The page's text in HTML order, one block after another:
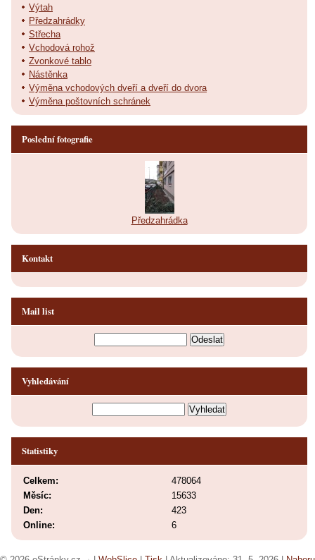
Výtah
Předzahrádky
Střecha
Vchodová rohož
Zvonkové tablo
Nástěnka
Výměna vchodových dveří a dveří do dvora
Výměna poštovních schránek
Poslední fotografie
Předzahrádka
Kontakt
Mail list
Vyhledávání
Statistiky
Online: 6
Celkem:
478064
Měsíc:
15633
Den:
423